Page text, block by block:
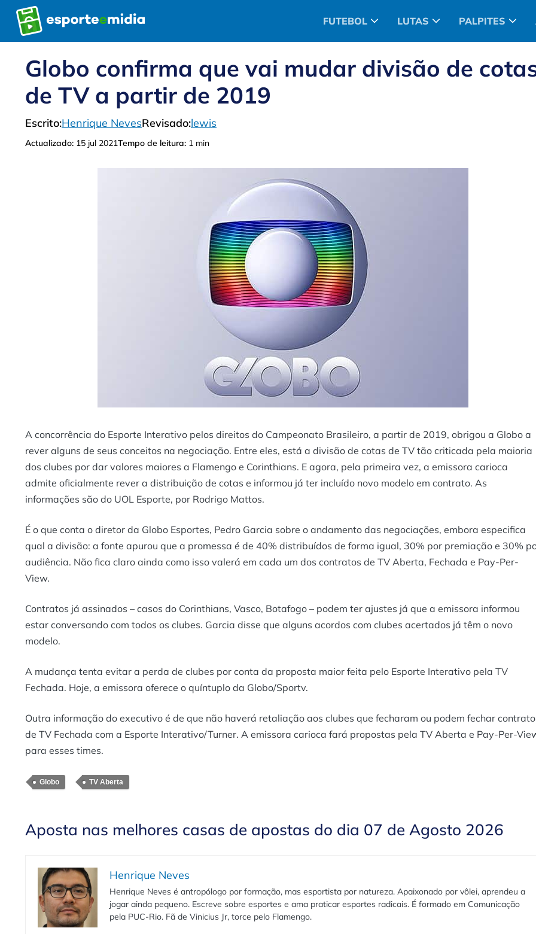
Pular
para
o
FUTEBOL LUTAS PALPITES
Globo confirma que vai mudar divisão de
de TV a partir de 2019
Escrito:Henrique NevesRevisado:lewis
Actualizado: 15 jul 2021Tempo de leitura: 1 min
A concorrência do Esporte Interativo pelos direitos do Campeonato Brasileiro, a partir de 2019, obrigou a Globo a
rever alguns de seus conceitos na negociação. Entre eles, está a divisão de cotas de TV tão criticada pela maioria
dos clubes por dar valores maiores a Flamengo e Corinthians. E agora, pela primeira vez, a emissora carioca
admite oficialmente rever a distribuição de cotas e informou já ter incluído novo modelo em contrato. As
informações são do UOL Esporte, por Rodrigo Mattos.
É o que conta o diretor da Globo Esportes, Pedro Garcia sobre o andamento das negociações, embora especifica
qual a divisão: a fonte apurou que a promessa é de 40% distribuídos de forma igual, 30% por premiação e 30%
audiência. Não fica claro ainda como isso valerá em cada um dos contratos de TV Aberta, Fechada e Pay-Per-
View.
Contratos já assinados – casos do Corinthians, Vasco, Botafogo – podem ter ajustes já que a emissora informou
estar conversando com todos os clubes. Garcia disse que alguns acordos com clubes acertados já têm o novo
modelo.
A mudança tenta evitar a perda de clubes por conta da proposta maior feita pelo Esporte Interativo pela TV
Fechada. Hoje, a emissora oferece o quíntuplo da Globo/Sportv.
Outra informação do executivo é de que não haverá retaliação aos clubes que fecharam ou podem fechar
de TV Fechada com a Esporte Interativo/Turner. A emissora carioca fará propostas pela TV Aberta e Pay-Per-
para esses times.
Globo TV Aberta
Aposta nas melhores casas de apostas do dia 07 de Agosto 2026
Henrique Neves
Henrique Neves é antropólogo por formação, mas esportista por natureza. Apaixonado por vôlei, aprendeu a
jogar ainda pequeno. Escreve sobre esportes e ama praticar esportes radicais. É formado em Comunicação
pela PUC-Rio. Fã de Vinicius Jr, torce pelo Flamengo.